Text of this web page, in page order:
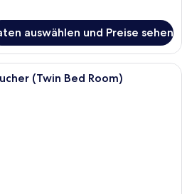
auswählen und Preise sehen
Ein Hotelzimmer mit einem Bett,
(Twin Bed Room)